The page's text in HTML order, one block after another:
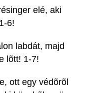
elé, aki
6!
labdát, majd
lõtt! 1-7!
ott egy védõrõl